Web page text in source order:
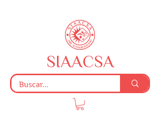
SIAACSA